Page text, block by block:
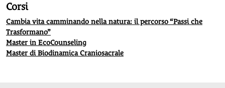
Corsi
Cambia vita camminando nella natura: il percorso “Passi che
Trasformano”
Master in EcoCounseling
Master di Biodinamica Craniosacrale